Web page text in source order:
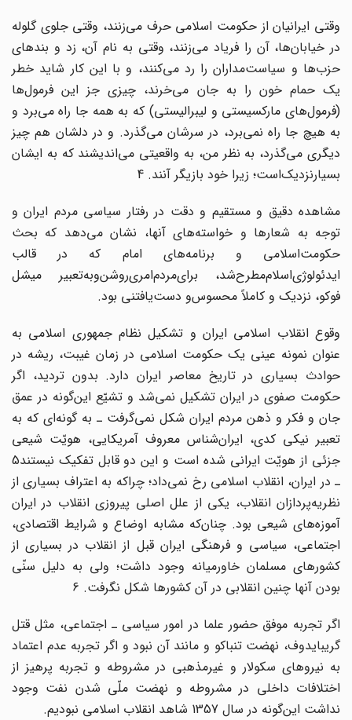
وقتی ایرانیان از حکومت اسلامی حرف می‌زنند، وقتی جلوی گلوله
در خیابان‌ها، آن را فریاد می‌زنند، وقتی به نام آن، زد و بندهای
حزب‌ها و سیاست‌مداران را رد می‌کنند، و با این کار شاید خطر
یک حمام خون را به جان می‌خرند، چیزی جز این فرمول‌ها
(فرمول‌های مارکسیستی و لیبرالیستی) که به همه جا راه می‌برد و
به هیچ جا راه نمی‌برد، در سرشان می‌گذرد. و در دلشان هم چیز
دیگری می‌گذرد، به نظر من، به واقعیتی می‌اندیشند که به ایشان
بسیارنزدیک‌است؛ زیرا خود بازیگر آنند. 4
مشاهده دقیق و مستقیم و دقت در رفتار سیاسی مردم ایران و
توجه به شعارها و خواسته‌های آنها، نشان می‌دهد که بحث
حکومت‌اسلامی و برنامه‌های امام که در قالب
ایدئولوژی‌اسلام‌مطرح‌شد، برای‌مردم‌امری‌روشن‌وبه‌تعبیر میشل
فوکو، نزدیک و کاملاً محسوس‌و دست‌یافتنی بود.
وقوع انقلاب اسلامی ایران و تشکیل نظام جمهوری اسلامی به
عنوان نمونه عینی یک حکومت اسلامی در زمان غیبت، ریشه در
حوادث بسیاری در تاریخ معاصر ایران دارد. بدون تردید، اگر
حکومت صفوی در ایران تشکیل نمی‌شد و تشیّع این‌گونه در عمق
جان و فکر و ذهن مردم ایران شکل نمی‌گرفت ـ به گونه‌ای که به
تعبیر نیکی کدی، ایران‌شناس معروف آمریکایی، هویّت شیعی
جزئی از هویّت ایرانی شده است و این دو قابل تفکیک نیستند5
ـ در ایران، انقلاب اسلامی رخ نمی‌داد؛ چراکه به اعتراف بسیاری از
نظریه‌پردازان انقلاب، یکی از علل اصلی پیروزی انقلاب در ایران
آموزه‌های شیعی بود. چنان‌که مشابه اوضاع و شرایط اقتصادی،
اجتماعی، سیاسی و فرهنگی ایران قبل از انقلاب در بسیاری از
کشورهای مسلمان خاورمیانه وجود داشت؛ ولی به دلیل سنّی
بودن آنها چنین انقلابی در آن کشورها شکل نگرفت. 6
اگر تجربه موفق حضور علما در امور سیاسی ـ اجتماعی، مثل قتل
گریبایدوف، نهضت تنباکو و مانند آن نبود و اگر تجربه عدم اعتماد
به نیروهای سکولار و غیرمذهبی در مشروطه و تجربه پرهیز از
اختلافات داخلی در مشروطه و نهضت ملّی شدن نفت وجود
نداشت این‌گونه در سال 1357 شاهد انقلاب اسلامی نبودیم.